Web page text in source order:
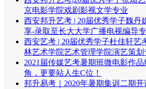
京电影学院戏剧影视文学专业
西安邦升艺考 | 20届优秀学子魏丹
享-录取至长大大学广播电视编导
西安艺考 | 20届优秀学子杜佳轩艺
林艺术学院艺术管理学院演艺策划
2021届传媒艺考暑期班微电影作
角，更要站人生C位！
邦升易考｜2020年暑期集训二期